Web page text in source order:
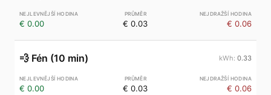
€ 0.00 € 0.03 € 0.06
💨 Fén (10 min) 0.33
€ 0.00 € 0.03 € 0.06